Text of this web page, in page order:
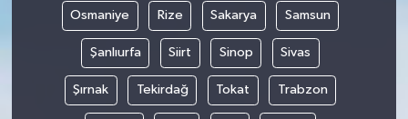
Osmaniye Rize Sakarya Samsun
Şanlıurfa Siirt Sinop Sivas
Şırnak Tekirdağ Tokat Trabzon